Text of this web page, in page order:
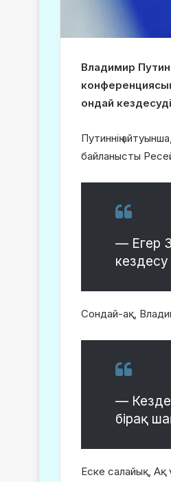
Владимир
ондай
Путиннің
байланысты
— Егер
Сондай-ақ,
—
бірақ
Еске салайық, Ақ